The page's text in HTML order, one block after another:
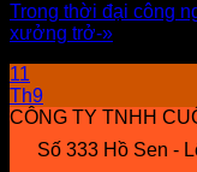
Trong thời đại công
xưởng trở-»
11
Th9
CÔNG TY TNHH
Số 333 Hồ Sen -